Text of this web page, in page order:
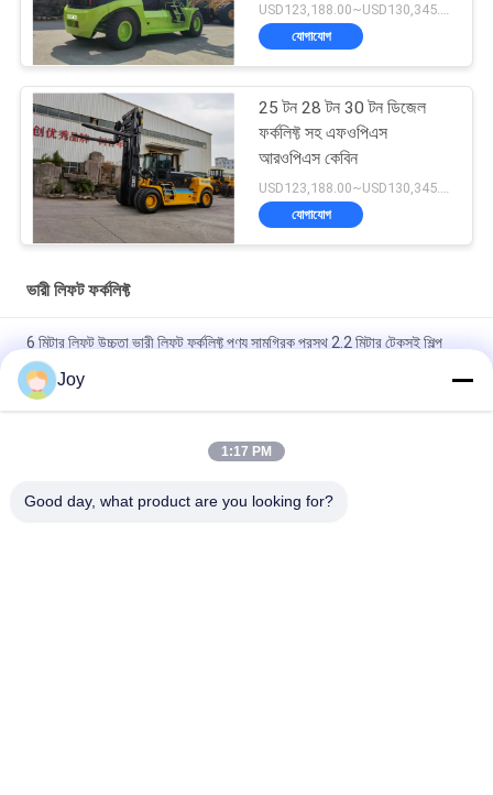
USD123,188.00~USD130,345.00/ Unit MOQ:1 একক
যোগাযোগ
25 টন 28 টন 30 টন ডিজেল
ফর্কলিফ্ট সহ এফওপিএস
আরওপিএস কেবিন
USD123,188.00~USD130,345.00/ Unit MOQ:1 একক
যোগাযোগ
ভারী লিফট ফর্কলিফ্ট
6 মিটার লিফট উচ্চতা ভারী লিফট ফর্কলিফ্ট পণ্য সামগ্রিক প্রস্থ 2.2 মিটার টেকসই শিল্প
উপাদান হ্যান্ডলিং সরঞ্জাম
বক্স টাইপ ইনার আউটার মাস্ট কাউন্টারব্যালেন্স ফর্কলিফ্ট সামগ্রিক আকার
৭২০০x২৫৫০x৩৪৬০মিমি গুদামঘরের জন্য হেভি ডিউটি ​​লিফটিং ভেহিকেল
কাস্টমাইজড ই এম ভারী দায়িত্ব কাজ জন্য আদর্শ
Joy
1:17 PM
Good day, what product are you looking for?